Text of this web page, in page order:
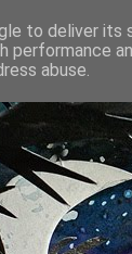
to deliver its
performance
abuse.